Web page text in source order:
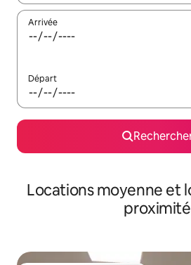
Arrivée
Départ
Locations moyenne et
proximité